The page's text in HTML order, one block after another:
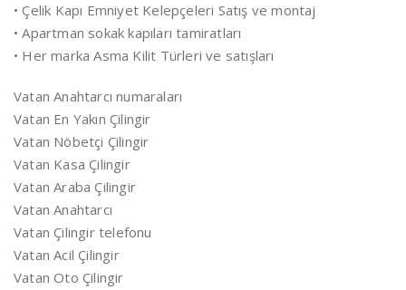
• Çelik Kapı Emniyet Kelepçeleri Satış ve montaj
• Apartman sokak kapıları tamiratları
• Her marka Asma Kilit Türleri ve satışları
Vatan Anahtarcı numaraları
Vatan En Yakın Çilingir
Vatan Nöbetçi Çilingir
Vatan Kasa Çilingir
Vatan Araba Çilingir
Vatan Anahtarcı
Vatan Çilingir telefonu
Vatan Acil Çilingir
Vatan Oto Çilingir